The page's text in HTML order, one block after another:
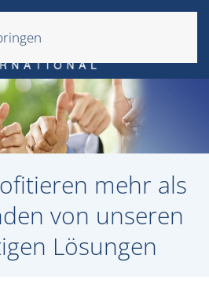
mehr als
von unseren
Lösungen